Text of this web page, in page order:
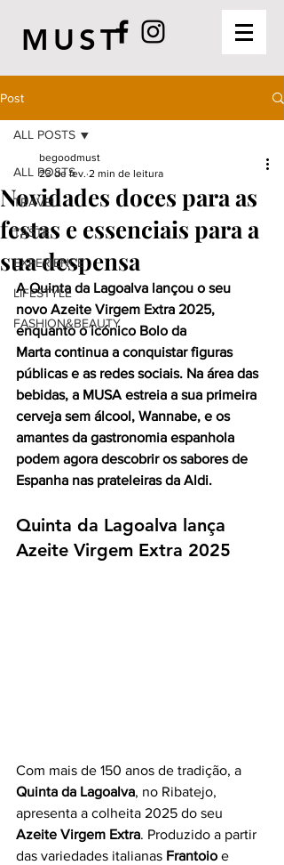
MUST
Post
ALL POSTS
TRAVEL
TASTE
EXPERIENCE
LIFESTYLE
FASHION&BEAUTY
ALL POSTS
Novidades doces para as
festas e essenciais para a
sua despensa
begoodmust
23 de fev. 2 min de leitura
A Quinta da Lagoalva lançou o seu
novo Azeite Virgem Extra 2025,
enquanto o icónico Bolo da
Marta continua a conquistar figuras
públicas e as redes sociais. Na área das
bebidas, a MUSA estreia a sua primeira
cerveja sem álcool, Wannabe, e os
amantes da gastronomia espanhola
podem agora descobrir os sabores de
Espanha nas prateleiras da Aldi.
Quinta da Lagoalva lança
Azeite Virgem Extra 2025
Com mais de 150 anos de tradição, a
Quinta da Lagoalva, no Ribatejo,
apresenta a colheita 2025 do seu
Azeite Virgem Extra. Produzido a partir
das variedades italianas Frantoio e